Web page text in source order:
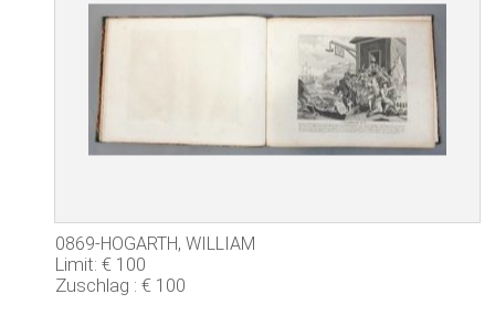
0869-HOGARTH, WILLIAM
Limit: € 100
Zuschlag : € 100